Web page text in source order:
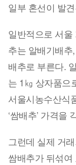
일부 혼선이 발
일반적으로 서
추는 알배기배
배추로 부른다.
는 1㎏ 상자품으
서울시농수산식
‘쌈배추’ 가격을
그런데 실제 거
쌈배추가 뒤섞